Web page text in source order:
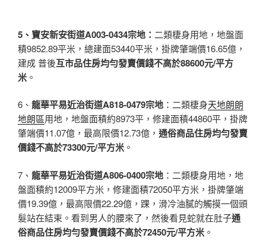
5、寶安新安街道A003-0434宗地： 二類棲身用地，地盤面
積9852.89平米，總建面53440平米，掛牌肇端價16.65億，
建成 普後互市品住房均勻發賣價錢不高於88600元/平方
米 。
6、 龍華平易近治街道A818-0479宗地 ：二類棲身天地朗朗
地朗區用地，地盤面積約8973平，修建面積44860平，掛牌
肇端價11.07億，最高限價12.73億， 通俗商品住房均勻發賣
價錢不高於73300元/平方米 。
7、 龍華平易近治街道A806-0400宗地 ：二類棲身用地，地
盤面積約12009平方米，修建面積72050平方米，掛牌肇端
價19.39億，最高限價22.29億，踝，滑冷油膩的觸摸一個頭
髮站在結束。看到男人的腰來了，然後看見蛇就在肚子通
俗商品住房均勻發賣價錢不高於72450元/平方米 。